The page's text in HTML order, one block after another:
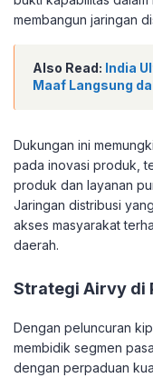
membangun jaringan
Also Read: India
Maaf Langsung
Dukungan ini
pada inovasi produk,
produk dan layanan
Jaringan distribusi
akses masyarakat
daerah.
Strategi Airvy di
Dengan peluncuran
membidik segmen
dengan perpaduan